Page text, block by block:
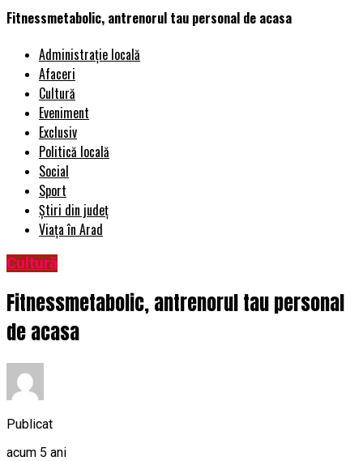
Fitnessmetabolic, antrenorul tau personal de acasa
Administrație locală
Afaceri
Cultură
Eveniment
Exclusiv
Politică locală
Social
Sport
Știri din județ
Viața în Arad
Cultură
Fitnessmetabolic, antrenorul tau personal
de acasa
Publicat
acum 5 ani